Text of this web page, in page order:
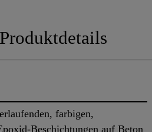
Produktdetails
farbigen,
Beschichtungen auf Beton